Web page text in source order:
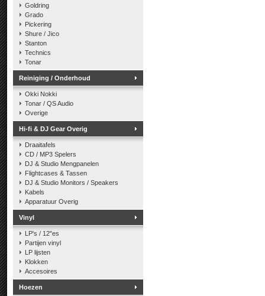
Goldring
Grado
Pickering
Shure / Jico
Stanton
Technics
Tonar
Reiniging / Onderhoud
Okki Nokki
Tonar / QS Audio
Overige
Hi-fi & DJ Gear Overig
Draaitafels
CD / MP3 Spelers
DJ & Studio Mengpanelen
Flightcases & Tassen
DJ & Studio Monitors / Speakers
Kabels
Apparatuur Overig
Vinyl
LP's / 12"es
Partijen vinyl
LP lijsten
Klokken
Accesoires
Hoezen